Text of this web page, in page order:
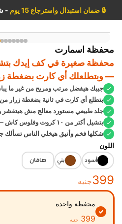
🔒 ضمان استبدال واسترجاع 15 يوم -
محفظة اسمارت
محفظة صغيرة في كف إيدك
— وبتطلعلك أي كارت بضغطة
جيبك هيفضل مرتب ومريح من غير ما
بتطلع أي كارت في ثانية بضغطة زرار
جلد طبيعي مستورد معالج مش هيتقشر
بتشيل أكتر من ١٠ كروت وفلوس كاش — مش هتسيب أي كارت في البيت
شكلها فخم وأنيق هيخلي الناس تسألك
اللون
أسود بني هافان
399جنيه
✓
محفظة واحدة
399 جنيه